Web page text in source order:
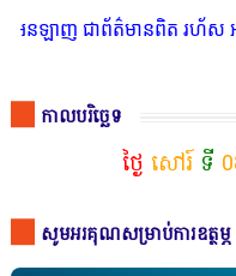
ត៌មានពិត រហ័ស អព្យាក្រឹត និង
កាលបរិច្ឆេទ
ថ្ងៃ សៅរ៍ទី
សូមអរគុណសម្រាប់ការឧត្ថម្ភ